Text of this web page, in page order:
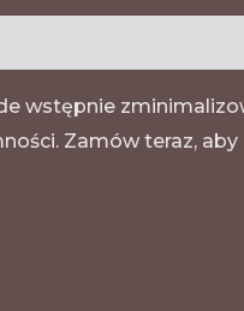
wstępnie
Zamów teraz,